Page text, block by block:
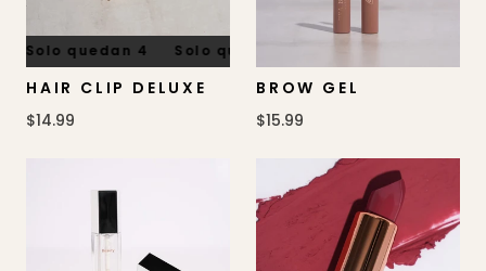
Solo quedan 4 Solo quedan 4
HAIR CLIP DELUXE
$14.99
BROW GEL
$15.99